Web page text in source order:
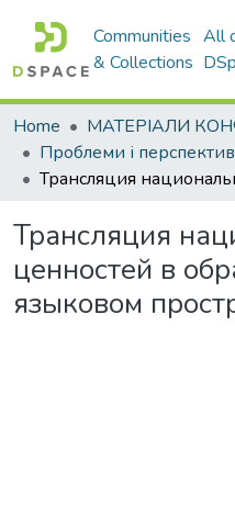
Communities
& Collections
All
Home
Трансляция
ценностей в
языковом